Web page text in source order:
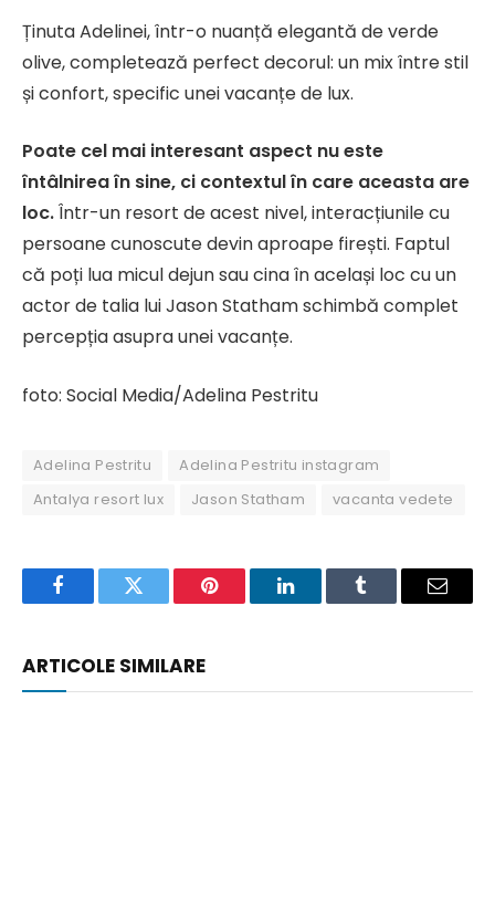
Ținuta Adelinei, într-o nuanță elegantă de verde
olive, completează perfect decorul: un mix între stil
și confort, specific unei vacanțe de lux.
Poate cel mai interesant aspect nu este
întâlnirea în sine, ci contextul în care aceasta are
loc.Într-un resort de acest nivel, interacțiunile cu
persoane cunoscute devin aproape firești. Faptul
că poți lua micul dejun sau cina în același loc cu un
actor de talia lui Jason Statham schimbă complet
percepția asupra unei vacanțe.
foto: Social Media/Adelina Pestritu
Adelina Pestritu
Adelina Pestritu instagram
Antalya resort lux
Jason Statham vacanta vedete
FacebookTwitter Pinterest LinkedInTumblr Email
ARTICOLE SIMILARE